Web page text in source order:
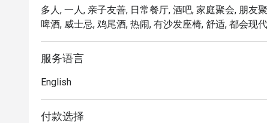
造出完美而充满活力的情调。
「匠心吧台创作」：丰富多样的饮品选择，从精心调
咖啡，一应俱全。
适合浪漫约会、与朋友们的热闹相聚，或是一次犒劳
多人, 一人, 亲子友善, 日常餐厅, 酒吧, 家庭聚会, 朋友
啤酒, 威士忌, 鸡尾酒, 热闹, 有沙发座椅, 舒适, 都会现
服务语言
English
付款选择